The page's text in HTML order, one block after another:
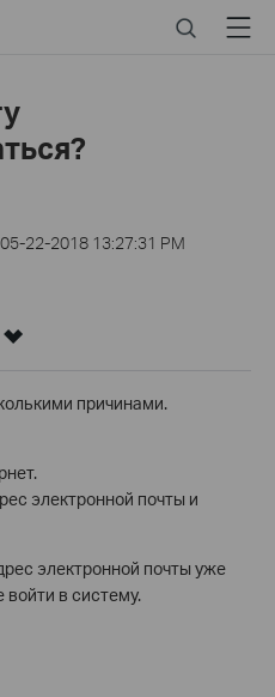
SearchMenu
22-2018 13:27:31 PM
причинами.
электронной почты и
электронной почты уже
войти в систему.